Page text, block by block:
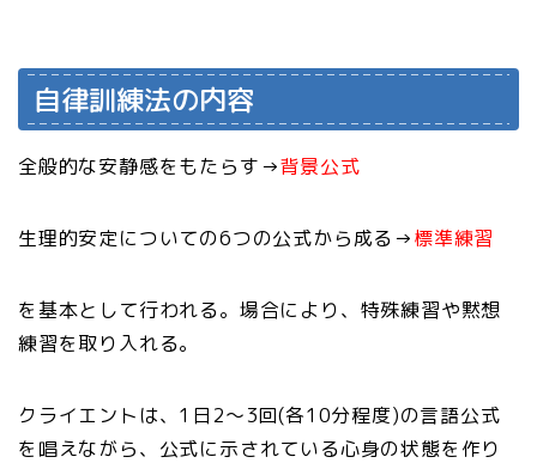
自律訓練法の内容
全般的な安静感をもたらす→背景公式
生理的安定についての6つの公式から成る→標準練習
を基本として行われる。場合により、特殊練習や黙想
練習を取り入れる。
クライエントは、1日2～3回(各10分程度)の言語公式
を唱えながら、公式に示されている心身の状態を作り